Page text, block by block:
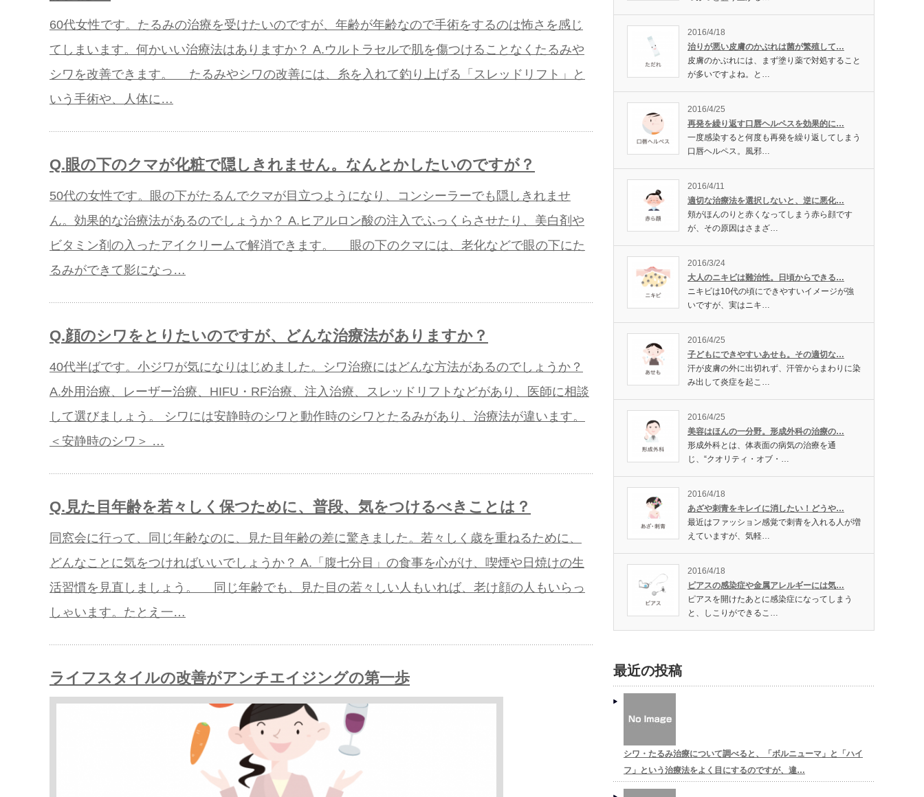
60代女性です。たるみの治療を受けたいのですが、年齢が年齢なので手術をするのは怖さを感じ
てしまいます。何かいい治療法はありますか？ A.ウルトラセルで肌を傷つけることなくたるみや
シワを改善できます。 たるみやシワの改善には、糸を入れて釣り上げる「スレッドリフト」と
いう手術や、人体に…
Q.眼の下のクマが化粧で隠しきれません。なんとかしたいのですが？
50代の女性です。眼の下がたるんでクマが目立つようになり、コンシーラーでも隠しきれませ
ん。効果的な治療法があるのでしょうか？ A.ヒアルロン酸の注入でふっくらさせたり、美白剤や
ビタミン剤の入ったアイクリームで解消できます。 眼の下のクマには、老化などで眼の下にた
るみができて影になっ…
Q.顔のシワをとりたいのですが、どんな治療法がありますか？
40代半ばです。小ジワが気になりはじめました。シワ治療にはどんな方法があるのでしょうか？
A.外用治療、レーザー治療、HIFU・RF治療、注入治療、スレッドリフトなどがあり、医師に相談
して選びましょう。 シワには安静時のシワと動作時のシワとたるみがあり、治療法が違います。
＜安静時のシワ＞ …
Q.見た目年齢を若々しく保つために、普段、気をつけるべきことは？
同窓会に行って、同じ年齢なのに、見た目年齢の差に驚きました。若々しく歳を重ねるために、
どんなことに気をつければいいでしょうか？ A.「腹七分目」の食事を心がけ、喫煙や日焼けの生
活習慣を見直しましょう。 同じ年齢でも、見た目の若々しい人もいれば、老け顔の人もいらっ
しゃいます。たとえ一…
ライフスタイルの改善がアンチエイジングの第一歩
2016/4/18
治りが悪い皮膚のかぶれは菌が繁殖して…
皮膚のかぶれには、まず塗り薬で対処すること
が多いですよね。と…
2016/4/25
再発を繰り返す口唇ヘルペスを効果的に…
一度感染すると何度も再発を繰り返してしまう
口唇ヘルペス。風邪…
2016/4/11
適切な治療法を選択しないと、逆に悪化…
頬がほんのりと赤くなってしまう赤ら顔です
が、その原因はさまざ…
2016/3/24
大人のニキビは難治性。日頃からできる…
ニキビは10代の頃にできやすいイメージが強
いですが、実はニキ…
2016/4/25
子どもにできやすいあせも。その適切な…
汗が皮膚の外に出切れず、汗管からまわりに染
み出して炎症を起こ…
2016/4/25
美容はほんの一分野。形成外科の治療の…
形成外科とは、体表面の病気の治療を通
じ、“クオリティ・オブ・…
2016/4/18
あざや刺青をキレイに消したい！どうや…
最近はファッション感覚で刺青を入れる人が増
えていますが、気軽…
2016/4/18
ピアスの感染症や金属アレルギーには気…
ピアスを開けたあとに感染症になってしまう
と、しこりができるこ…
最近の投稿
シワ・たるみ治療について調べると、「ボルニューマ」と「ハイ
フ」という治療法をよく目にするのですが、違…